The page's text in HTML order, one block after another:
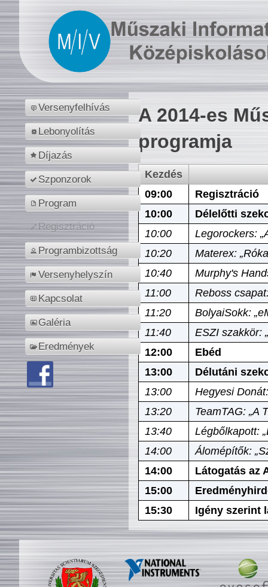
Versenyfelhívás
Lebonyolítás
Díjazás
Szponzorok
Program
Regisztráció
Programbizottság
Versenyhelyszín
Kapcsolat
Galéria
Eredmények
A 2014-es
programja
Kezdés
09:00
Regisztráció
10:00
Délelőtti
10:00
Legorockers:
10:20
Materex:
10:40
Murphy's
11:00
Reboss
11:20
BolyaiSokk:
11:40
ESZI szakkör:
12:00
Ebéd
13:00
Délutáni
13:00
Hegyesi
13:20
TeamTAG: „A
13:40
Légbőlkapott:
14:00
Álomépítők:
14:00
Látogatás az
15:00
15:30
Igény szerint